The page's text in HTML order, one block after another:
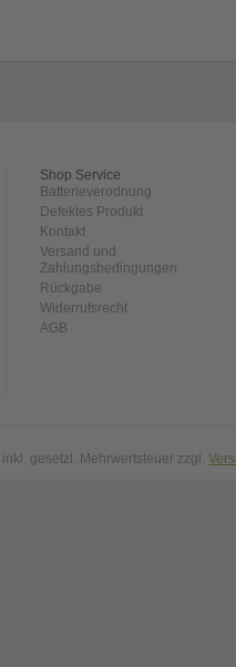
Shop Service
Batterieverodnung
Defektes Produkt
Kontakt
Versand und
Zahlungsbedingungen
Rückgabe
Widerrufsrecht
AGB
inkl. gesetzl. Mehrwertsteuer zzgl.